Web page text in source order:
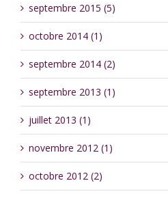
septembre 2015 (5)
octobre 2014 (1)
septembre 2014 (2)
septembre 2013 (1)
juillet 2013 (1)
novembre 2012 (1)
octobre 2012 (2)